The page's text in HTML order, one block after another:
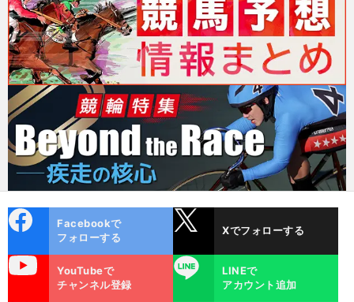
ok
Facebookで
フォローする
Xでフォローする
YouTubeで
チャンネル登録
LINE
LINEで
アカウント追加